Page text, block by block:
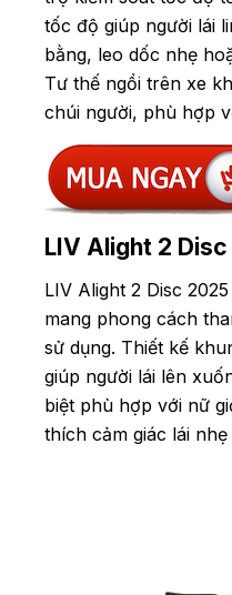
tốc độ giúp người lái
bằng, leo dốc nhẹ
Tư thế ngồi trên xe
chúi người, phù hợp
LIV Alight 2
LIV Alight 2 Disc
mang phong cách
sử dụng. Thiết kế
giúp người lái lên
biệt phù hợp với nữ
thích cảm giác lái